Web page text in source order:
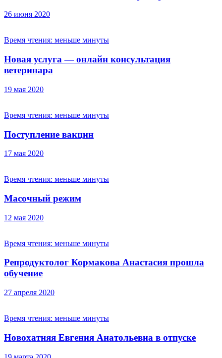
26 июня 2020
Время чтения: меньше минуты
Новая услуга — онлайн консультация
ветеринара
19 мая 2020
Время чтения: меньше минуты
Поступление вакцин
17 мая 2020
Время чтения: меньше минуты
Масочный режим
12 мая 2020
Время чтения: меньше минуты
Репродуктолог Кормакова Анастасия прошла
обучение
27 апреля 2020
Время чтения: меньше минуты
Новохатняя Евгения Анатольевна в отпуске